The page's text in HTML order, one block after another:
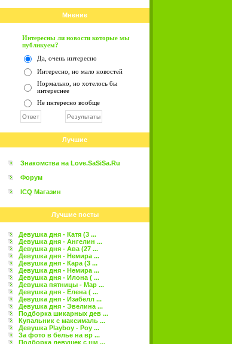
Мнение
Интересны ли новости которые мы
публикуем?
Да, очень интересно
Интересно, но мало новостей
Нормально, но хотелось бы
интереснее
Не интересно вообще
Лучшие
Знакомства на Love.SaSiSa.Ru
Форум
ICQ Магазин
Лучшие посты
Девушка дня - Катя (3 ...
Девушка дня - Ангелин ...
Девушка дня - Ава (27 ...
Девушка дня - Немира ...
Девушка дня - Кара (3 ...
Девушка дня - Немира ...
Девушка дня - Илона ( ...
Девушка пятницы - Мар ...
Девушка дня - Елена ( ...
Девушка дня - Изабелл ...
Девушка дня - Эвелина ...
Подборка шикарных дев ...
Купальник с максималь ...
Девушка Playboy - Роу ...
За фото в белье на вр ...
Подборка девушек с ши ...